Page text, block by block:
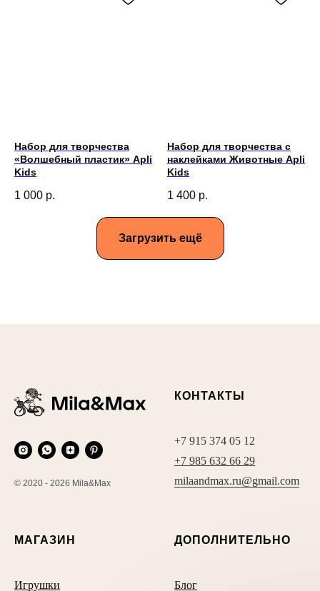
Набор для творчества
«Волшебный пластик» Apli
Kids
1 000 р.
Набор для творчества с
наклейками Животные Apli
Kids
1 400 р.
Загрузить ещё
© 2020 - 2026 Mila&Max
КОНТАКТЫ
+7 915 374 05 12
+7 985 632 66 29
milaandmax.ru@gmail.com
МАГАЗИН
Игрушки
ДОПОЛНИТЕЛЬНО
Блог